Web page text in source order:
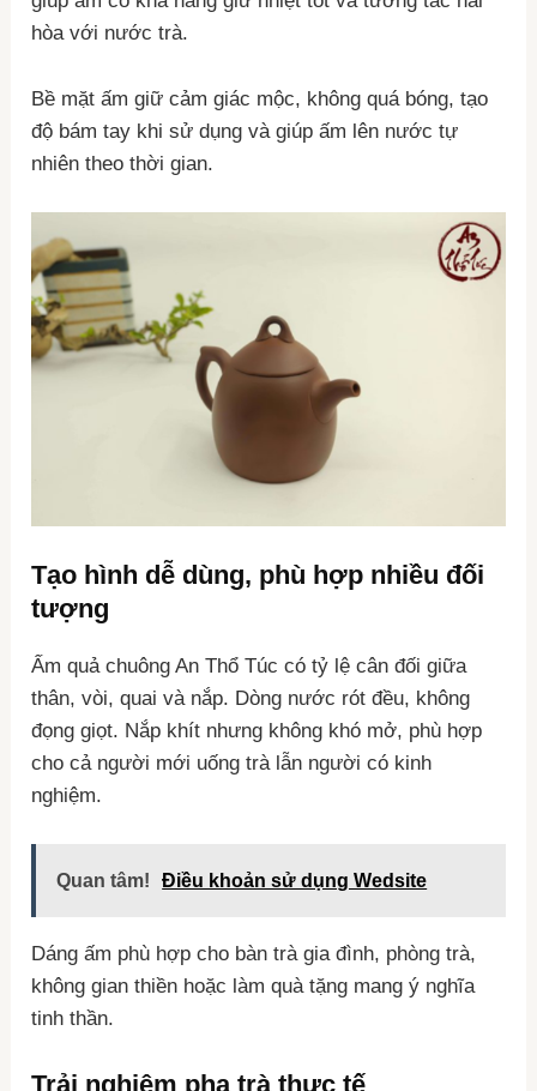
hòa với nước trà.
Bề mặt ấm giữ cảm giác mộc, không quá bóng, tạo
độ bám tay khi sử dụng và giúp ấm lên nước tự
nhiên theo thời gian.
Tạo hình dễ dùng, phù hợp nhiều đối
tượng
Ấm quả chuông An Thổ Túc có tỷ lệ cân đối giữa
thân, vòi, quai và nắp. Dòng nước rót đều, không
đọng giọt. Nắp khít nhưng không khó mở, phù hợp
cho cả người mới uống trà lẫn người có kinh
nghiệm.
Quan tâm! Điều khoản sử dụng Wedsite
Dáng ấm phù hợp cho bàn trà gia đình, phòng trà,
không gian thiền hoặc làm quà tặng mang ý nghĩa
tinh thần.
Trải nghiệm pha trà thực tế